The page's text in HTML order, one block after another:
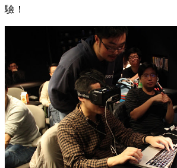
驗！